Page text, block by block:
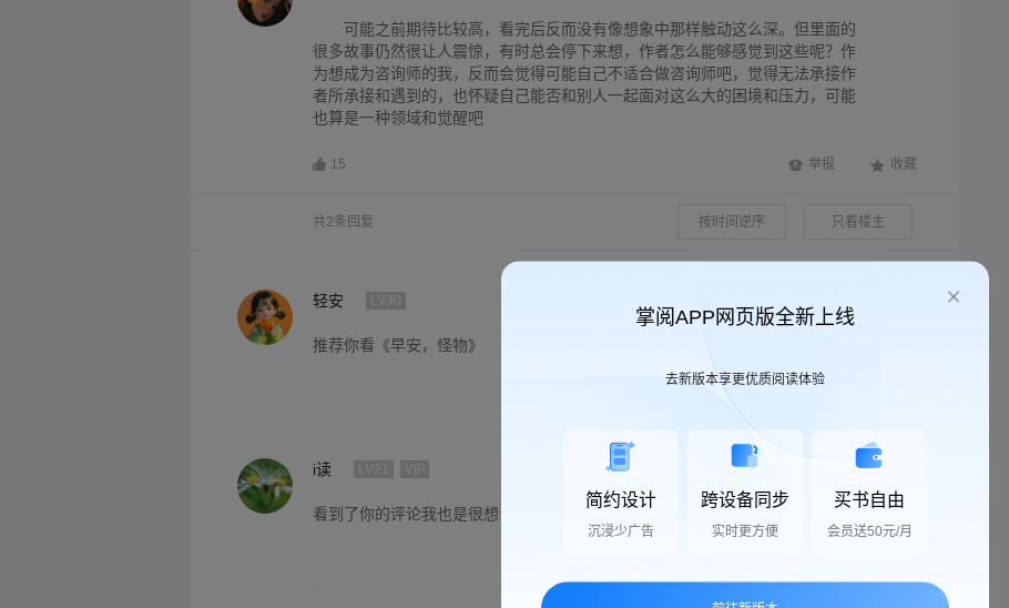
可能之前期待比较高，看完后反而没有像想象中那样触动这么深。但里面的
很多故事仍然很让人震惊，有时总会停下来想，作者怎么能够感觉到这些呢？作
为想成为咨询师的我，反而会觉得可能自己不适合做咨询师吧，觉得无法承接作
者所承接和遇到的，也怀疑自己能否和别人一起面对这么大的困境和压力，可能
也算是一种领域和觉醒吧
15 举报 收藏
共2条回复 按时间逆序 只看楼主
轻安
推荐你看《早安，怪物》
i读 2023-10-26
看到了你的评论我也是很想读这本书了[呲牙]
掌阅APP网页版全新上线
去新版本享更优质阅读体验
简约设计
沉浸少广告
跨设备同步
实时更方便
买书自由
会员送50元/月